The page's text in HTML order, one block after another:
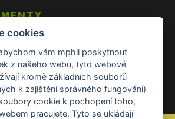
podmínky
osobních údajů
vrácení zboží
cookies
vám mphli poskytnout
z našeho webu, tyto webové
kromě základních souborů
k zajištění správného fungování)
cookie k pochopení toho,
pracujete. Tyto se ukládají